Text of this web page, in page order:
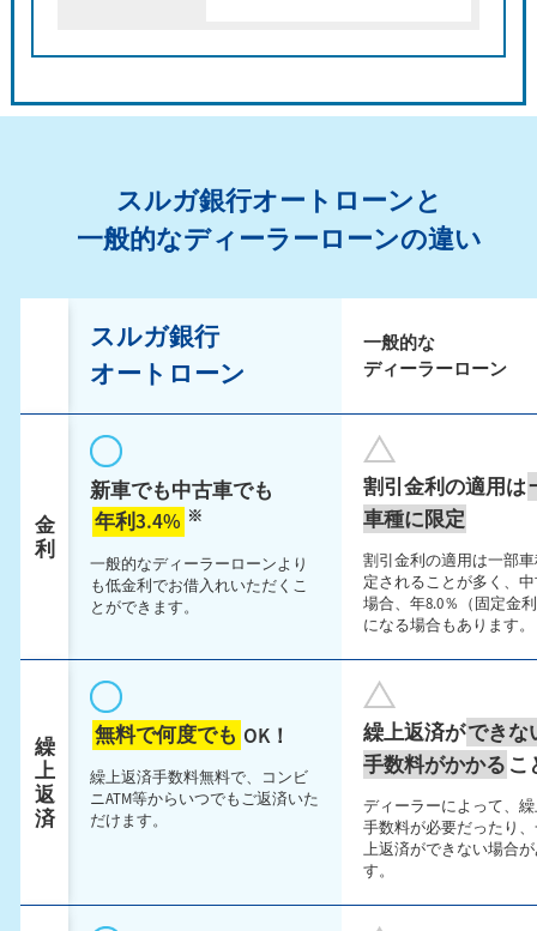
スルガ銀行オートローンと
一般的なディーラーローンの違い
スルガ銀行
オートローン
一般的な
ディーラーローン
金
利
新車でも中古車でも
年利3.4% ※
一般的なディーラーローンより
も低金利でお借入れいただくこ
とができます。
割引金利の適用は
車種に限定
割引金利の適用は一部
定されることが多く、
場合、年8.0％（固定金
になる場合もあります。
繰
上
返
済
無料で何度でも OK！
繰上返済手数料無料で、コンビ
ニATM等からいつでもご返済いた
だけます。
繰上返済ができな
手数料がかかる こ
ディーラーによって、
手数料が必要だったり
上返済ができない場合
す。